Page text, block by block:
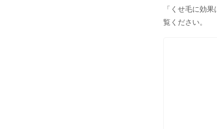
「くせ毛に効
覧ください。